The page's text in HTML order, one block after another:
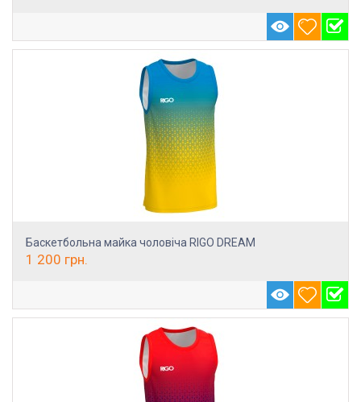
Баскетбольна майка чоловіча RIGO DREAM
1 200 грн.